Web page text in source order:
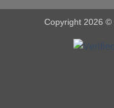
Copyright 2026 ©